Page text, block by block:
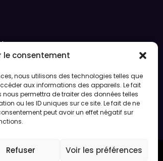
le consentement
nous utilisons des technologies telles que
aux informations des appareils. Le fait
permettra de traiter des données telles
ou les ID uniques sur ce site. Le fait de ne
peut avoir un effet négatif sur
Refuser Voir les préférences